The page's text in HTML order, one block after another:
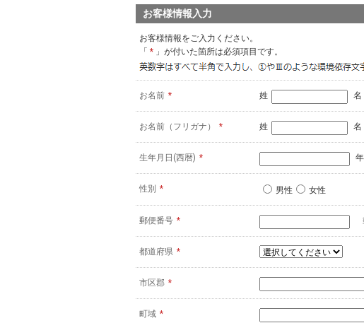
お客様情報入力
お客様情報をご入力ください。
「 * 」が付いた箇所は必須項目です。
お名前 * 姓 名
お名前（フリガナ） * 姓 名
生年月日(西暦) * 年
性別 * 男性 女性
郵便番号 *
都道府県 *
市区郡 *
町域 *